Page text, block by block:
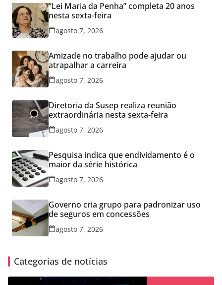
“Lei Maria da Penha” completa 20 anos
nesta sexta-feira
agosto 7, 2026
Amizade no trabalho pode ajudar ou
atrapalhar a carreira
agosto 7, 2026
Diretoria da Susep realiza reunião
extraordinária nesta sexta-feira
agosto 7, 2026
Pesquisa indica que endividamento é o
maior da série histórica
agosto 7, 2026
Governo cria grupo para padronizar uso
de seguros em concessões
agosto 7, 2026
Categorias de notícias